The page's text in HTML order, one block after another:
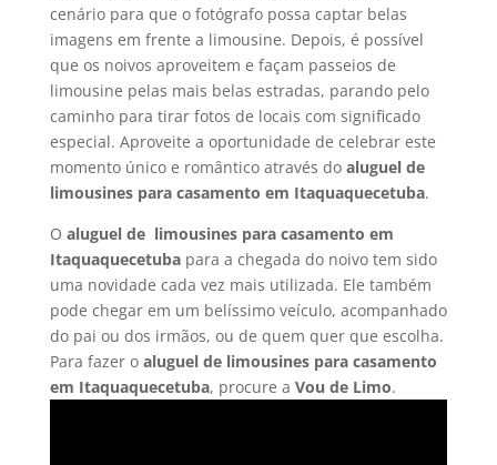
cenário para que o fotógrafo possa captar belas
imagens em frente a limousine. Depois, é possível
que os noivos aproveitem e façam passeios de
limousine pelas mais belas estradas, parando pelo
caminho para tirar fotos de locais com significado
especial. Aproveite a oportunidade de celebrar este
momento único e romântico através do aluguel de
limousines para casamento em Itaquaquecetuba.
O aluguel de limousines para casamento em
Itaquaquecetubapara a chegada do noivo tem sido
uma novidade cada vez mais utilizada. Ele também
pode chegar em um belíssimo veículo, acompanhado
do pai ou dos irmãos, ou de quem quer que escolha.
Para fazer o aluguel de limousines para casamento
em Itaquaquecetuba, procure a Vou de Limo.